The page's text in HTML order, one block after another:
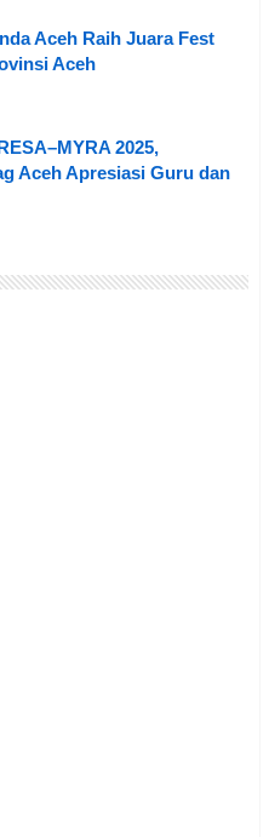
Aceh Raih Juara Fest
Aceh
2025,
Aceh Apresiasi Guru dan